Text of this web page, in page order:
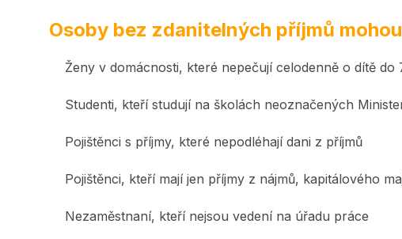
Osoby bez zdanitelných příjmů
Ženy v domácnosti, které nepečují celodenně o dítě
Studenti, kteří studují na školách neoznačených
Pojištěnci s příjmy, které nepodléhají dani z příjmů
Pojištěnci, kteří mají jen příjmy z nájmů, kapitálového
Nezaměstnaní, kteří nejsou vedení na úřadu práce